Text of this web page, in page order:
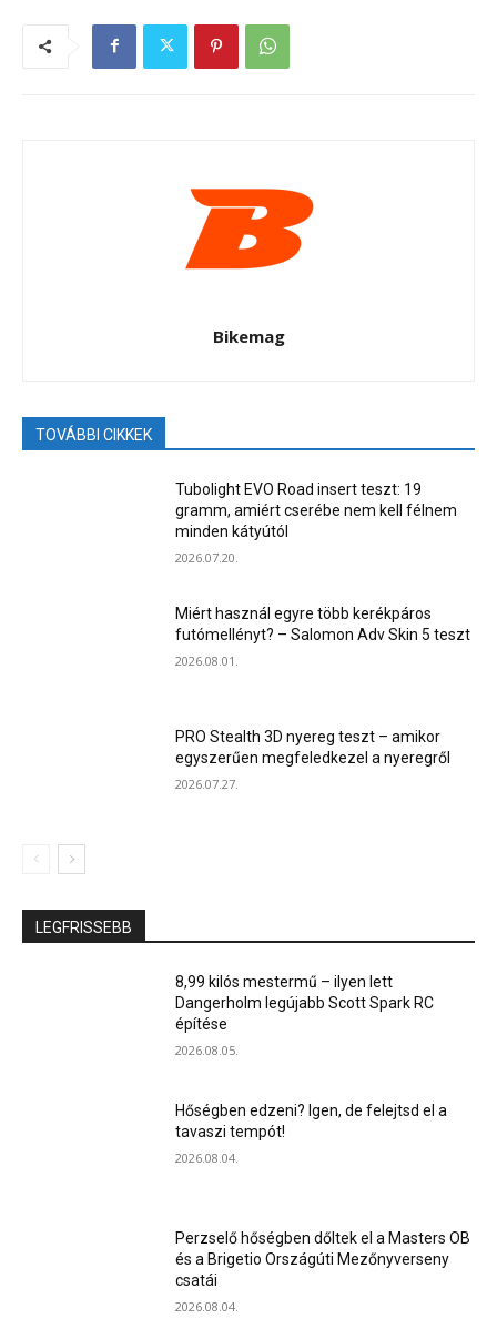
Bikemag
TOVÁBBI CIKKEK
Tubolight EVO Road insert teszt: 19
gramm, amiért cserébe nem kell félnem
minden kátyútól
2026.07.20.
Miért használ egyre több kerékpáros
futómellényt? – Salomon Adv Skin 5 teszt
2026.08.01.
PRO Stealth 3D nyereg teszt – amikor
egyszerűen megfeledkezel a nyeregről
2026.07.27.
LEGFRISSEBB
8,99 kilós mestermű – ilyen lett
Dangerholm legújabb Scott Spark RC
építése
2026.08.05.
Hőségben edzeni? Igen, de felejtsd el a
tavaszi tempót!
2026.08.04.
Perzselő hőségben dőltek el a Masters OB
és a Brigetio Országúti Mezőnyverseny
csatái
2026.08.04.